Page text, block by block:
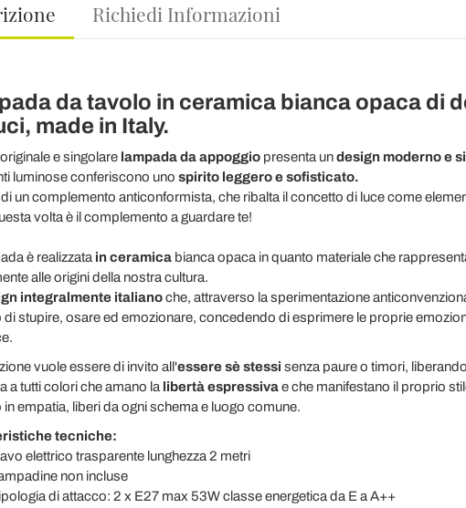
Richiedi Informazioni
da tavolo in ceramica bianca opaca di
made in Italy.
e singolare lampada da appoggio presenta undesign moderno e
luminose conferiscono uno spirito leggero e sofisticato.
un complemento anticonformista, che ribalta il concetto di luce come
volta è il complemento a guardare te!
è realizzata in ceramicabianca opaca in quanto materiale che
alle origini della nostra cultura.
integralmente italianoche, attraverso la sperimentazione
di stupire, osare ed emozionare, concedendo di esprimere le proprie
vuole essere di invito all'essere sè stessi senza paure o timori,
a tutti colori che amano la libertà espressivae che manifestano il proprio
empatia, liberi da ogni schema e luogo comune.
tecniche:
elettrico trasparente lunghezza 2 metri
non incluse
di attacco: 2 x E27 max 53W classe energetica da E a A++